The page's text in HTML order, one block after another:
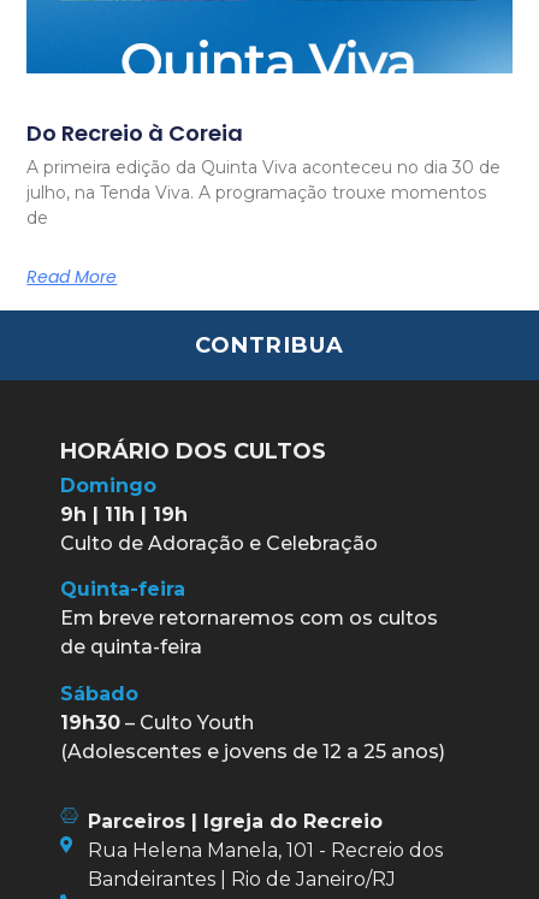
Do Recreio à Coreia
A primeira edição da Quinta Viva aconteceu no dia 30 de
julho, na Tenda Viva. A programação trouxe momentos
de
Read More
CONTRIBUA
HORÁRIO DOS CULTOS
Domingo
9h | 11h | 19h
Culto de Adoração e Celebração
Quinta-feira
Em breve retornaremos com os cultos
de quinta-feira
Sábado
19h30 – Culto Youth
(Adolescentes e jovens de 12 a 25 anos)
Parceiros | Igreja do Recreio
Rua Helena Manela, 101 - Recreio dos
Bandeirantes | Rio de Janeiro/RJ